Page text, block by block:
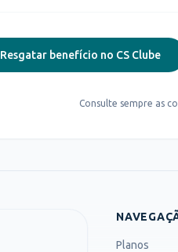
Resgatar benefício no CS Clube
Consulte sempre as
Planos